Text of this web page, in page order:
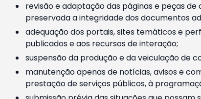
revisão e adaptação das páginas e peças
preservada a integridade dos documentos
adequação dos portais, sites temáticos e
publicados e aos recursos de interação;
suspensão da produção e da veiculação de
manutenção apenas de notícias, avisos e
prestação de serviços públicos, à